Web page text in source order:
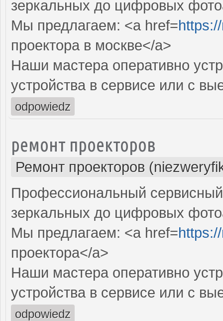
зеркальных до цифровых
Мы предлагаем: <a href=
проектора в москве</a>
Наши мастера оперативно
устройства в сервисе или с
odpowiedz
ремонт проекторов
Ремонт проекторов
Профессиональный
зеркальных до цифровых
Мы предлагаем: <a href=
проектора</a>
Наши мастера оперативно
устройства в сервисе или с
odpowiedz